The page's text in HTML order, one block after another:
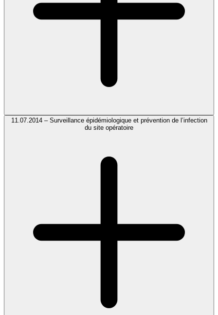
11.07.2014 – Surveillance épidémiologique et prévention de l’infection
du site opératoire